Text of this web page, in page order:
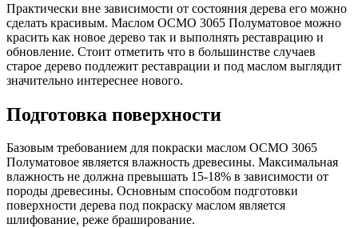
Практически вне зависимости от состояния дерева его можно
сделать красивым. Маслом ОСМО 3065 Полуматовое можно
красить как новое дерево так и выполнять реставрацию и
обновление. Стоит отметить что в большинстве случаев
старое дерево подлежит реставрации и под маслом выглядит
значительно интереснее нового.
Подготовка поверхности
Базовым требованием для покраски маслом ОСМО 3065
Полуматовое является влажность древесины. Максимальная
влажность не должна превышать 15-18% в зависимости от
породы древесины. Основным способом подготовки
поверхности дерева под покраску маслом является
шлифование, реже браширование.